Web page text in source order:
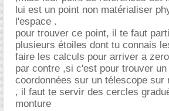
lui est un point non matérialiser
l'espace .
pour trouver ce point, il te faut
plusieurs étoiles dont tu connais
faire les calculs pour arriver a
par contre ,si c'est pour trouver
coordonnées sur un télescope sur
, il faut te servir des cercles
monture